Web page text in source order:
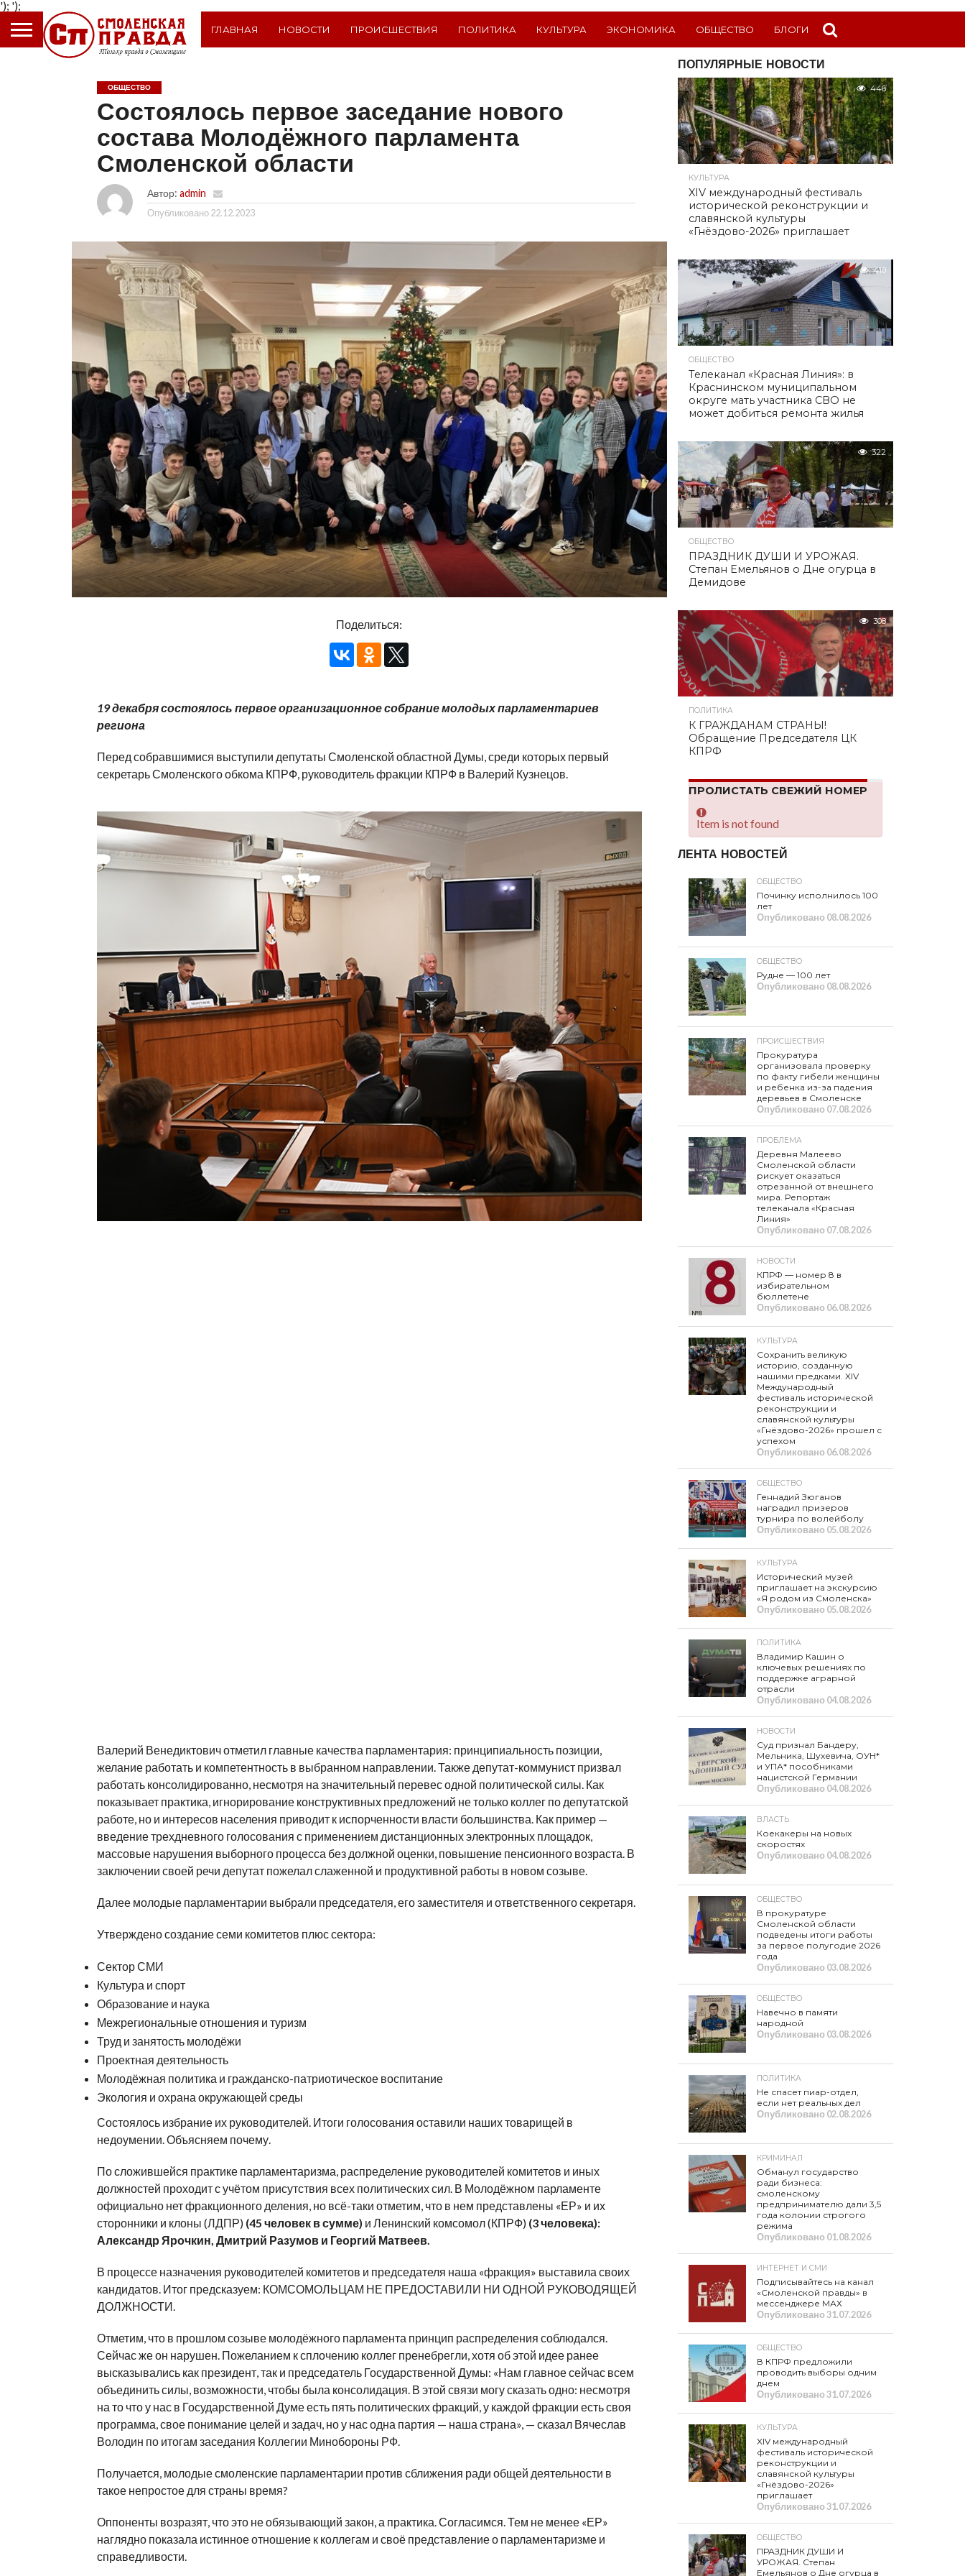
');
ГЛАВНАЯ НОВОСТИ ПРОИСШЕСТВИЯ ПОЛИТИКА КУЛЬТУРА ЭКОНОМИКА ОБЩЕСТВО БЛОГИ
ОБЩЕСТВО
Состоялось первое заседание нового
состава Молодёжного парламента
Смоленской области
Автор: admin
Опубликовано 22.12.2023
Поделиться:
19 декабря состоялось первое организационное собрание молодых парламентариев
региона
Перед собравшимися выступили депутаты Смоленской областной Думы, среди которых первый
секретарь Смоленского обкома КПРФ, руководитель фракции КПРФ в Валерий Кузнецов.
Валерий Венедиктович отметил главные качества парламентария: принципиальность позиции,
желание работать и компетентность в выбранном направлении. Также депутат-коммунист призвал
работать консолидированно, несмотря на значительный перевес одной политической силы. Как
показывает практика, игнорирование конструктивных предложений не только коллег по депутатской
работе, но и интересов населения приводит к испорченности власти большинства. Как пример —
введение трехдневного голосования с применением дистанционных электронных площадок,
массовые нарушения выборного процесса без должной оценки, повышение пенсионного возраста. В
заключении своей речи депутат пожелал слаженной и продуктивной работы в новом созыве.
Далее молодые парламентарии выбрали председателя, его заместителя и ответственного секретаря.
Утверждено создание семи комитетов плюс сектора:
Сектор СМИ
Культура и спорт
Образование и наука
Межрегиональные отношения и туризм
Труд и занятость молодёжи
Проектная деятельность
Молодёжная политика и гражданско-патриотическое воспитание
Экология и охрана окружающей среды
Состоялось избрание их руководителей. Итоги голосования оставили наших товарищей в
недоумении. Объясняем почему.
По сложившейся практике парламентаризма, распределение руководителей комитетов и иных
должностей проходит с учётом присутствия всех политических сил. В Молодёжном парламенте
официально нет фракционного деления, но всё-таки отметим, что в нем представлены «ЕР» и их
сторонники и клоны (ЛДПР) (45 человек в сумме) и Ленинский комсомол (КПРФ) (3 человека):
Александр Ярочкин, Дмитрий Разумов и Георгий Матвеев.
В процессе назначения руководителей комитетов и председателя наша «фракция» выставила своих
кандидатов. Итог предсказуем: КОМСОМОЛЬЦАМ НЕ ПРЕДОСТАВИЛИ НИ ОДНОЙ РУКОВОДЯЩЕЙ
ДОЛЖНОСТИ.
Отметим, что в прошлом созыве молодёжного парламента принцип распределения соблюдался.
Сейчас же он нарушен. Пожеланием к сплочению коллег пренебрегли, хотя об этой идее ранее
высказывались как президент, так и председатель Государственной Думы: «Нам главное сейчас всем
объединить силы, возможности, чтобы была консолидация. В этой связи могу сказать одно: несмотря
на то что у нас в Государственной Думе есть пять политических фракций, у каждой фракции есть своя
программа, свое понимание целей и задач, но у нас одна партия — наша страна», — сказал Вячеслав
Володин по итогам заседания Коллегии Минобороны РФ.
Получается, молодые смоленские парламентарии против сближения ради общей деятельности в
такое непростое для страны время?
Оппоненты возразят, что это не обязывающий закон, а практика. Согласимся. Тем не менее «ЕР»
наглядно показала истинное отношение к коллегам и своё представление о парламентаризме и
справедливости.
ПОПУЛЯРНЫЕ НОВОСТИ
446
КУЛЬТУРА
XIV международный фестиваль
исторической реконструкции и
славянской культуры
«Гнёздово-2026» приглашает
410
ОБЩЕСТВО
Телеканал «Красная Линия»: в
Краснинском муниципальном
округе мать участника СВО не
может добиться ремонта жилья
322
ОБЩЕСТВО
ПРАЗДНИК ДУШИ И УРОЖАЯ.
Степан Емельянов о Дне огурца в
Демидове
308
ПОЛИТИКА
К ГРАЖДАНАМ СТРАНЫ!
Обращение Председателя ЦК
КПРФ
ПРОЛИСТАТЬ СВЕЖИЙ НОМЕР
Item is not found
ЛЕНТА НОВОСТЕЙ
ОБЩЕСТВО
Починку исполнилось 100
лет
Опубликовано08.08.2026
ОБЩЕСТВО
Рудне — 100 лет
Опубликовано08.08.2026
ПРОИСШЕСТВИЯ
Прокуратура
организовала проверку
по факту гибели женщины
и ребенка из-за падения
деревьев в Смоленске
Опубликовано07.08.2026
ПРОБЛЕМА
Деревня Малеево
Смоленской области
рискует оказаться
отрезанной от внешнего
мира. Репортаж
телеканала «Красная
Линия»
Опубликовано07.08.2026
НОВОСТИ
КПРФ — номер 8 в
избирательном
бюллетене
Опубликовано06.08.2026
КУЛЬТУРА
Сохранить великую
историю, созданную
нашими предками. XIV
Международный
фестиваль исторической
реконструкции и
славянской культуры
«Гнёздово-2026» прошел с
успехом
Опубликовано06.08.2026
ОБЩЕСТВО
Геннадий Зюганов
наградил призеров
турнира по волейболу
Опубликовано05.08.2026
КУЛЬТУРА
Исторический музей
приглашает на экскурсию
«Я родом из Смоленска»
Опубликовано05.08.2026
ПОЛИТИКА
Владимир Кашин о
ключевых решениях по
поддержке аграрной
отрасли
Опубликовано04.08.2026
НОВОСТИ
Суд признал Бандеру,
Мельника, Шухевича, ОУН*
и УПА* пособниками
нацистской Германии
Опубликовано04.08.2026
ВЛАСТЬ
Коекакеры на новых
скоростях
Опубликовано04.08.2026
ОБЩЕСТВО
В прокуратуре
Смоленской области
подведены итоги работы
за первое полугодие 2026
года
Опубликовано03.08.2026
ОБЩЕСТВО
Навечно в памяти
народной
Опубликовано03.08.2026
ПОЛИТИКА
Не спасет пиар-отдел,
если нет реальных дел
Опубликовано02.08.2026
КРИМИНАЛ
Обманул государство
ради бизнеса:
смоленскому
предпринимателю дали 3,5
года колонии строгого
режима
Опубликовано01.08.2026
ИНТЕРНЕТ И СМИ
Подписывайтесь на канал
«Смоленской правды» в
мессенджере МАХ
Опубликовано31.07.2026
ОБЩЕСТВО
В КПРФ предложили
проводить выборы одним
днем
Опубликовано31.07.2026
КУЛЬТУРА
XIV международный
фестиваль исторической
реконструкции и
славянской культуры
«Гнёздово-2026»
приглашает
Опубликовано31.07.2026
ОБЩЕСТВО
ПРАЗДНИК ДУШИ И
УРОЖАЯ. Степан
Емельянов о Дне огурца в
');